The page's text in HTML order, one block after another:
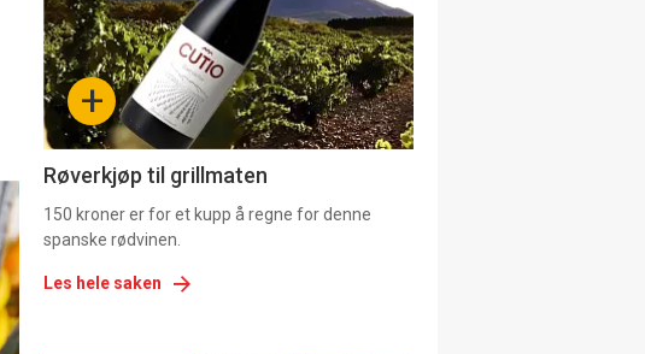
-
section
11
Dagens
rett
+
Røverkjøp til grillmaten
150 kroner er for et kupp å regne for denne
spanske rødvinen.
Les hele saken